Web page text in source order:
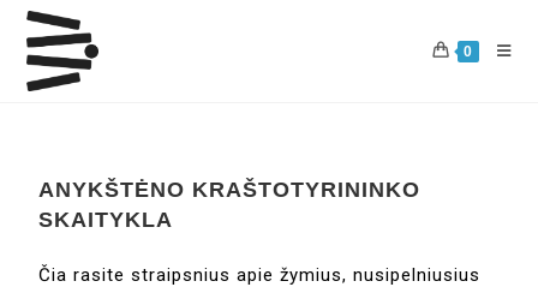
0
ANYKŠTĖNO KRAŠTOTYRININKO
SKAITYKLA
Čia rasite straipsnius apie žymius, nusipelniusius